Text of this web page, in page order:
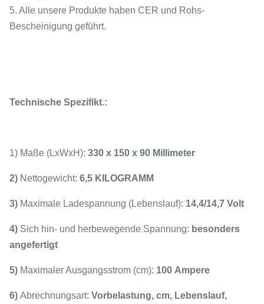
5. Alle unsere Produkte haben CER und Rohs-
Bescheinigung geführt.
Technische Spezifikt.:
1) Maße (LxWxH): 330 x 150 x 90 Millimeter
2) Nettogewicht: 6,5 KILOGRAMM
3) Maximale Ladespannung (Lebenslauf): 14,4/14,7 Volt
4) Sich hin- und herbewegende Spannung: besonders
angefertigt
5) Maximaler Ausgangsstrom (cm): 100 Ampere
6) Abrechnungsart: Vorbelastung, cm, Lebenslauf,